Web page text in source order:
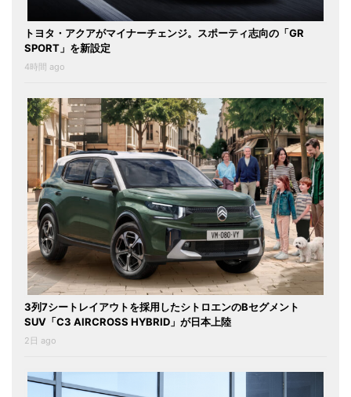
トヨタ・アクアがマイナーチェンジ。スポーティ志向の「GR
SPORT」を新設定
4時間 ago
3列7シートレイアウトを採用したシトロエンのBセグメント
SUV「C3 AIRCROSS HYBRID」が日本上陸
2日 ago